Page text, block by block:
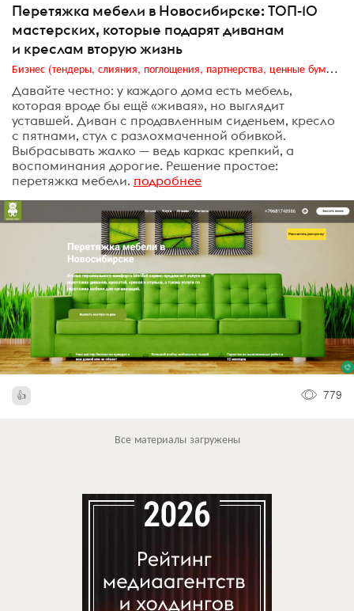
Перетяжка мебели в Новосибирске: ТОП-10
мастерских, которые подарят диванам
и креслам вторую жизнь
Бизнес (тендеры, слияния, поглощения, партнерства, ценные бумаги, акционеры, финансы и отчетность)
Давайте честно: у каждого дома есть мебель,
которая вроде бы ещё «живая», но выглядит
уставшей. Диван с продавленным сиденьем, кресло
с пятнами, стул с разлохмаченной обивкой.
Выбрасывать жалко — ведь каркас крепкий, а
воспоминания дорогие. Решение простое:
перетяжка мебели. подробнее
779
Все материалы загружены